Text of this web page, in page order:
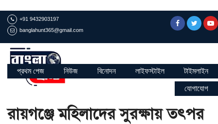
+91 9432903197
banglahunt365@gmail.com
প্রথম পেজ নিউজ বিনোদন লাইফস্টাইল টাইমলাইন
যোগাযোগ
রায়গঞ্জে মহিলাদের সুরক্ষায় তৎপর